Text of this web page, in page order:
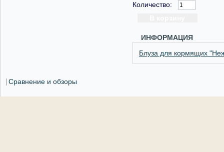
Количество:
ИНФОРМАЦИЯ
Блуза для кормящих
Сравнение и обзоры